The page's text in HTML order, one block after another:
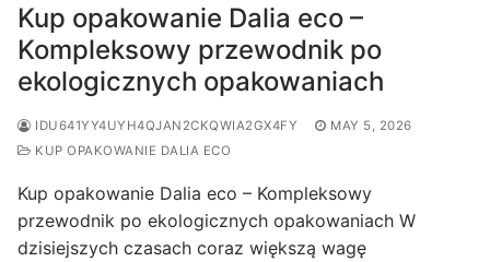
Kup opakowanie Dalia eco –
Kompleksowy przewodnik po
ekologicznych opakowaniach
IDU641YY4UYH4QJAN2CKQWIA2GX4FY
MAY 5, 2026
KUP OPAKOWANIE DALIA ECO
Kup opakowanie Dalia eco – Kompleksowy
przewodnik po ekologicznych opakowaniach W
dzisiejszych czasach coraz większą wagę